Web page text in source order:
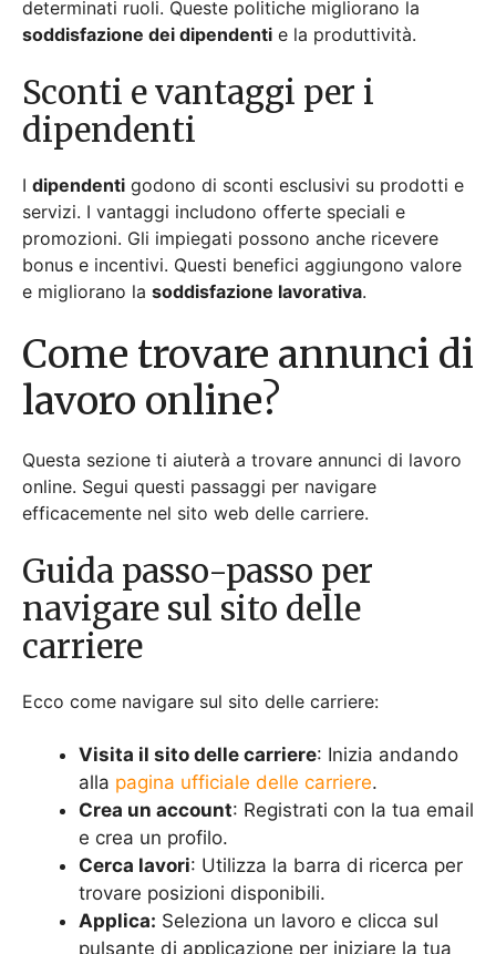
Come trovare annunci di
lavoro online?
Questa sezione ti aiuterà a trovare annunci di lavoro
efficacemente nel sito web delle carriere.
Guida passo-passo per
navigare sul sito delle
Ecco come navigare sul sito delle carriere:
allapagina ufficiale delle carriere.
Crea un account: Registrati con la tua email
e crea un profilo.
trovare posizioni disponibili.
Applica:Seleziona un lavoro e clicca sul
pulsante di applicazione per iniziare la tua
candidatura.
Utilizzo dei Filtri di Ricerca
di Lavoro
I filtri di ricerca di lavoro ti aiutano a trovareruoli
specifici . Utilizza i filtri di localizzazione per cercare
nella tua zona. I filtri per dipartimento restringono le
offerte di lavoro nel tuo settore. I filtri per il
lavoro
permettono di scegliere tra posizioni a tempo
pieno, part-time e temporanee.